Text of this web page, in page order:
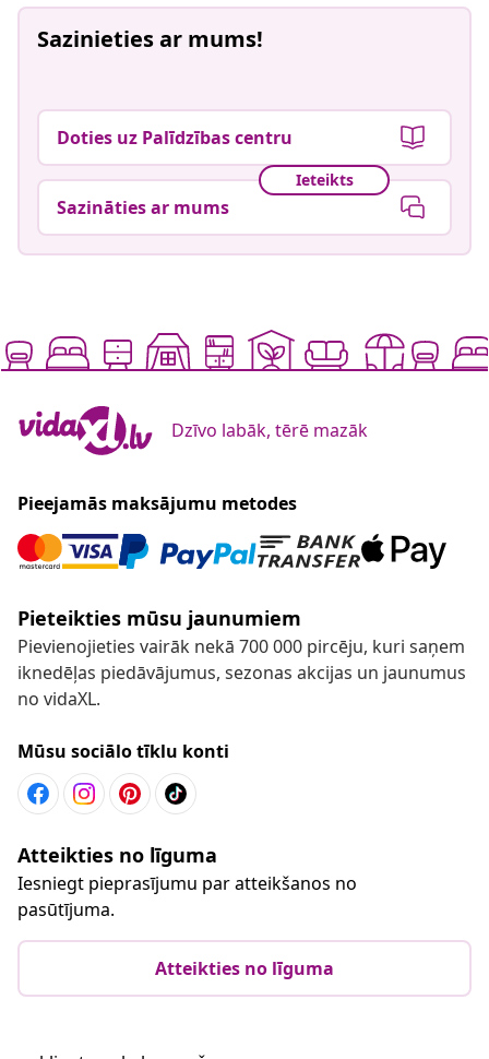
Sazinieties ar mums!
Doties uz Palīdzības centru
Ieteikts
Sazināties ar mums
Dzīvo labāk, tērē mazāk
Pieejamās maksājumu metodes
Pieteikties mūsu jaunumiem
Pievienojieties vairāk nekā 700 000 pircēju, kuri saņem
iknedēļas piedāvājumus, sezonas akcijas un jaunumus
no vidaXL.
Mūsu sociālo tīklu konti
Atteikties no līguma
Iesniegt pieprasījumu par atteikšanos no
pasūtījuma.
Atteikties no līguma